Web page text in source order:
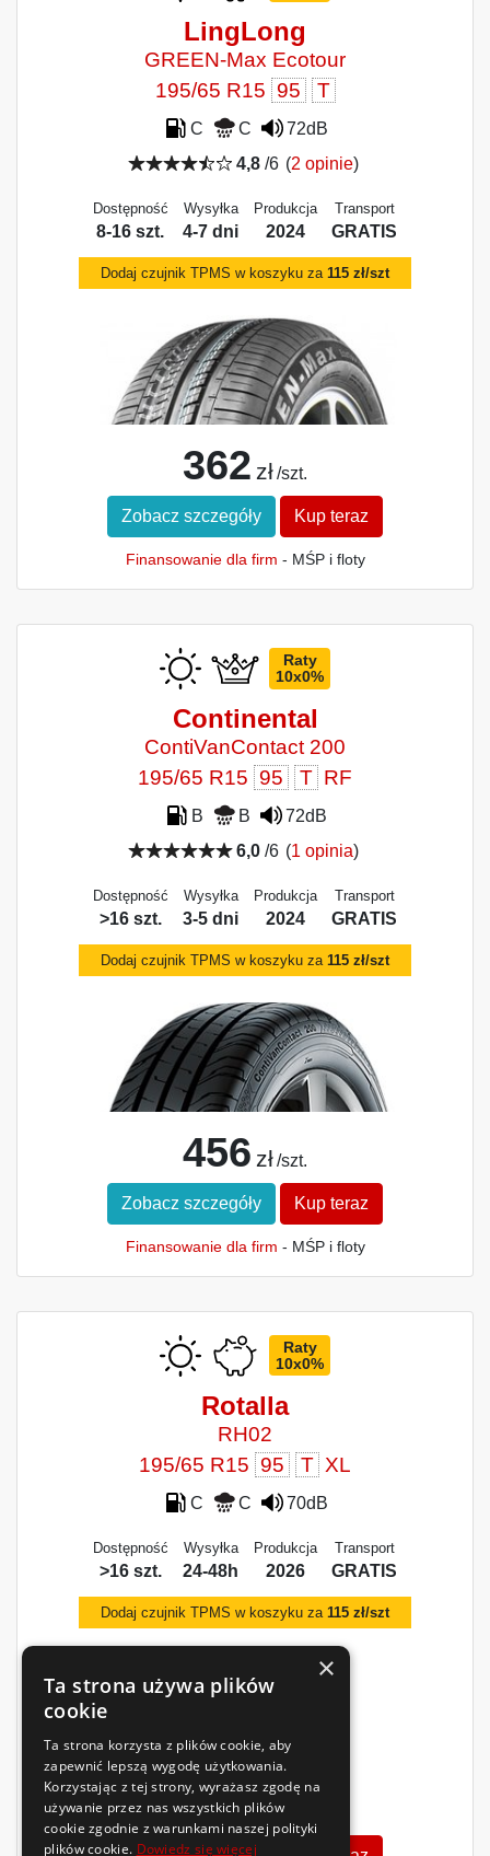
LingLong
GREEN-Max Ecotour
195/65 R15 95 T
C C
72dB
4,8/6 (2 opinie)
Dostępność
8-16 szt.
Wysyłka
4-7 dni
Produkcja
2024
Transport
GRATIS
Dodaj czujnik TPMS w koszyku za 115 zł/szt
362 zł /szt.
Zobacz szczegóły Kup teraz
Finansowanie dla firm - MŚP i floty
Raty
10x0%
Continental
ContiVanContact 200
195/65 R15 95 T RF
B B
72dB
6,0/6 (1 opinia)
Dostępność
>16 szt.
Wysyłka
3-5 dni
Produkcja
2024
Transport
GRATIS
Dodaj czujnik TPMS w koszyku za 115 zł/szt
456 zł /szt.
Zobacz szczegóły Kup teraz
Finansowanie dla firm - MŚP i floty
Raty
10x0%
Rotalla
RH02
195/65 R15 95 T XL
C C 70dB
Dostępność
>16 szt.
Wysyłka
24-48h
Produkcja
2026
Transport
GRATIS
Dodaj czujnik TPMS w koszyku za 115 zł/szt
180 zł/szt.
×
Ta strona używa plików
cookie
Ta strona korzysta z plików cookie, aby
zapewnić lepszą wygodę użytkowania.
Korzystając z tej strony, wyrażasz zgodę na
używanie przez nas wszystkich plików
cookie zgodnie z warunkami naszej polityki
plików cookie. Dowiedz się więcej